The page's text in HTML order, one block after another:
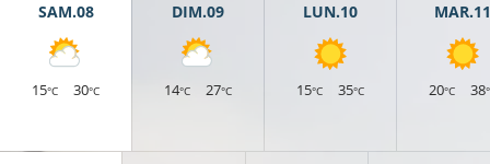
SAM.08
15°C 30°C
DIM.09
14°C 27°C
LUN.10
15°C 35°C
MAR.11
20°C 38